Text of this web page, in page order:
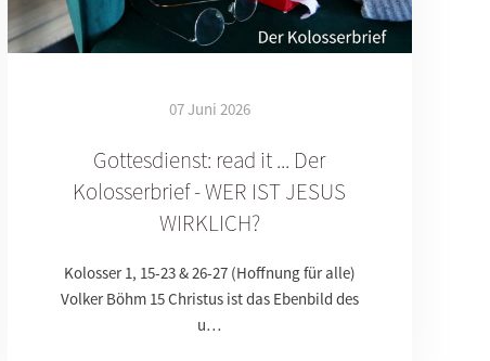
07 Juni 2026
Gottesdienst: read it ... Der
Kolosserbrief - WER IST JESUS
WIRKLICH?
Kolosser 1, 15-23 & 26-27 (Hoffnung für alle)
Volker Böhm 15 Christus ist das Ebenbild des
u…